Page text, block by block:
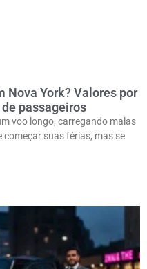
Nova York? Valores por
passageiros
voo longo, carregando malas
começar suas férias, mas se